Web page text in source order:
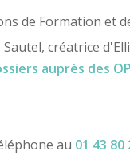
de Formation et
créatrice
auprès des
au 01 43 80